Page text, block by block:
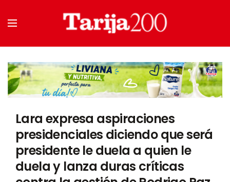
Lara expresa aspiraciones
presidenciales diciendo que será
presidente le duela a quien le
duela y lanza duras críticas